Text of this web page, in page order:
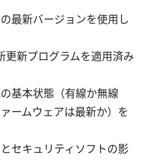
最新バージョンを使用し
更新プログラムを適用済み
基本状態（有線か無線
ームウェアは最新か）を
セキュリティソフトの影